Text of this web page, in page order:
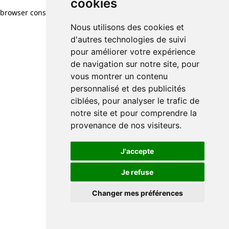
cookies
Nous utilisons des cookies et
d'autres technologies de suivi
pour améliorer votre expérience
de navigation sur notre site, pour
vous montrer un contenu
personnalisé et des publicités
ciblées, pour analyser le trafic de
notre site et pour comprendre la
provenance de nos visiteurs.
J'accepte
Je refuse
Changer mes préférences
browser console for more information)